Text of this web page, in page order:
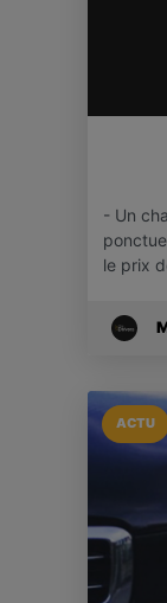
- Un
le prix
ACTU